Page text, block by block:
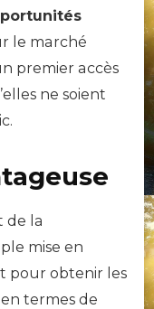
le marché
premier accès
ne soient
de la
mise en
pour obtenir les
termes de